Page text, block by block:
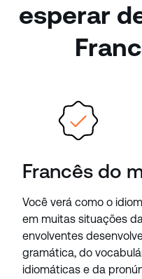
esperar
Francês do
Você verá como o
em muitas situações
envolventes
gramática, do
idiomáticas e da